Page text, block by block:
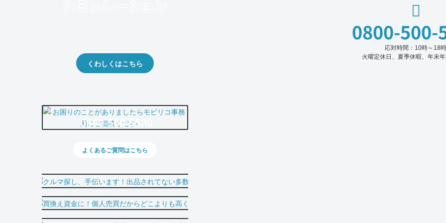
0800-500-
応対時間：10時～18時
火曜定休日、夏季休暇、年末
くわしくはこちら
0800-500-5500
よくあるご質問はこちら